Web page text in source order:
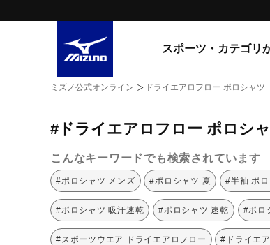
スポーツ・カテゴリ
ライフスタイルウエア
ランニング
サッカー／フットサル
トレーニング
野球
WAVE PROPHECY
MORELIA LS
WAVE RIDER
MXR
ゴアテックス
コラボレーション
ミズノ公式オンライン ドライエアロフロー ポロシャツ
#ドライエアロフロー ポロシ
こんなキーワードでも検索されています
#ポロシャツ メンズ #ポロシャツ 夏 #半袖 ポロ
#ポロシャツ 吸汗速乾 #ポロシャツ 速乾 #ポロ
#スポーツウエア ドライエアロフロー #ドライエ